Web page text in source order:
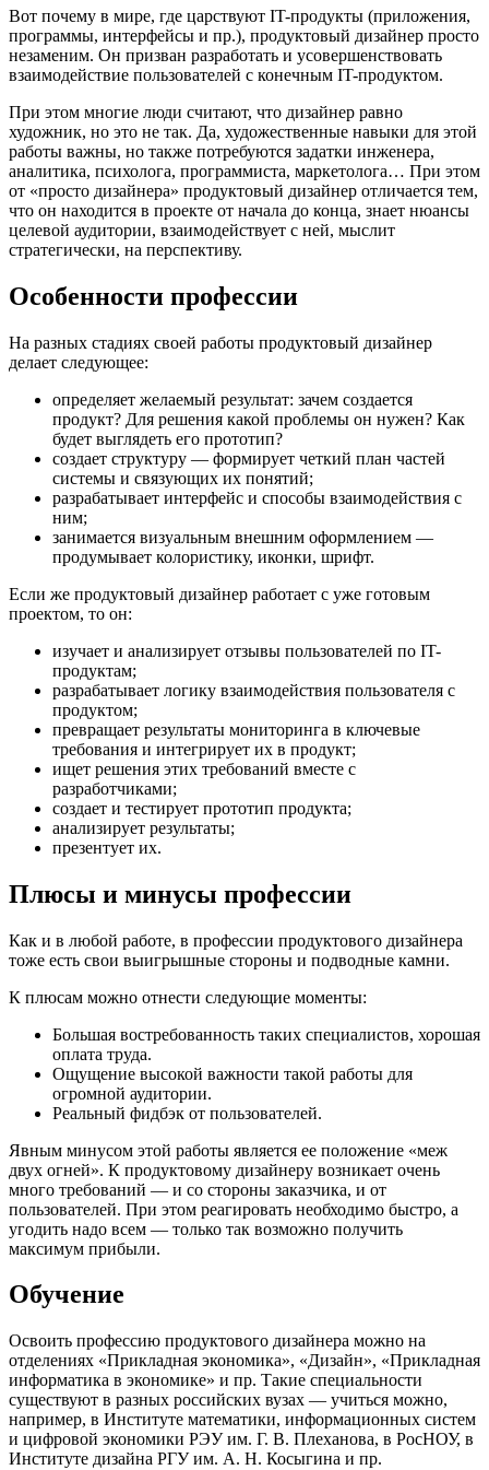
Вот почему в мире, где царствуют IT-продукты (приложения,
программы, интерфейсы и пр.), продуктовый дизайнер просто
незаменим. Он призван разработать и усовершенствовать
взаимодействие пользователей с конечным IT-продуктом.
При этом многие люди считают, что дизайнер равно
художник, но это не так. Да, художественные навыки для этой
работы важны, но также потребуются задатки инженера,
аналитика, психолога, программиста, маркетолога… При этом
от «просто дизайнера» продуктовый дизайнер отличается тем,
что он находится в проекте от начала до конца, знает нюансы
целевой аудитории, взаимодействует с ней, мыслит
стратегически, на перспективу.
Особенности профессии
На разных стадиях своей работы продуктовый дизайнер
делает следующее:
определяет желаемый результат: зачем создается
продукт? Для решения какой проблемы он нужен? Как
будет выглядеть его прототип?
создает структуру — формирует четкий план частей
системы и связующих их понятий;
разрабатывает интерфейс и способы взаимодействия с
ним;
занимается визуальным внешним оформлением —
продумывает колористику, иконки, шрифт.
Если же продуктовый дизайнер работает с уже готовым
проектом, то он:
изучает и анализирует отзывы пользователей по IT-
продуктам;
разрабатывает логику взаимодействия пользователя с
продуктом;
превращает результаты мониторинга в ключевые
требования и интегрирует их в продукт;
ищет решения этих требований вместе с
разработчиками;
создает и тестирует прототип продукта;
анализирует результаты;
презентует их.
Плюсы и минусы профессии
Как и в любой работе, в профессии продуктового дизайнера
тоже есть свои выигрышные стороны и подводные камни.
К плюсам можно отнести следующие моменты:
Большая востребованность таких специалистов, хорошая
оплата труда.
Ощущение высокой важности такой работы для
огромной аудитории.
Реальный фидбэк от пользователей.
Явным минусом этой работы является ее положение «меж
двух огней». К продуктовому дизайнеру возникает очень
много требований — и со стороны заказчика, и от
пользователей. При этом реагировать необходимо быстро, а
угодить надо всем — только так возможно получить
максимум прибыли.
Обучение
Освоить профессию продуктового дизайнера можно на
отделениях «Прикладная экономика», «Дизайн», «Прикладная
информатика в экономике» и пр. Такие специальности
существуют в разных российских вузах — учиться можно,
например, в Институте математики, информационных систем
и цифровой экономики РЭУ им. Г. В. Плеханова, в РосНОУ, в
Институте дизайна РГУ им. А. Н. Косыгина и пр.